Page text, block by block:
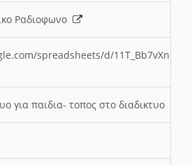
Ραδιοφωνο
spreadsheets/d/
για παιδια- τοπος στο διαδικτυο